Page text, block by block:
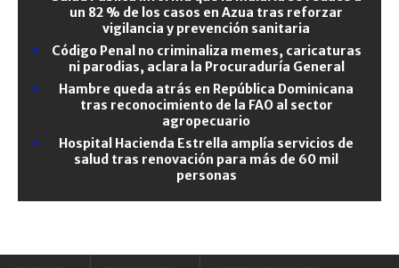
un 82 % de los casos en Azua tras reforzar
vigilancia y prevención sanitaria
Código Penal no criminaliza memes, caricaturas
ni parodias, aclara la Procuraduría General
Hambre queda atrás en República Dominicana
tras reconocimiento de la FAO al sector
agropecuario
Hospital Hacienda Estrella amplía servicios de
salud tras renovación para más de 60 mil
personas